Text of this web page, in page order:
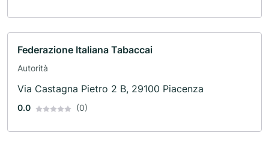
Federazione Italiana Tabaccai
Autorità
Via Castagna Pietro 2 B, 29100 Piacenza
0.0 (0)